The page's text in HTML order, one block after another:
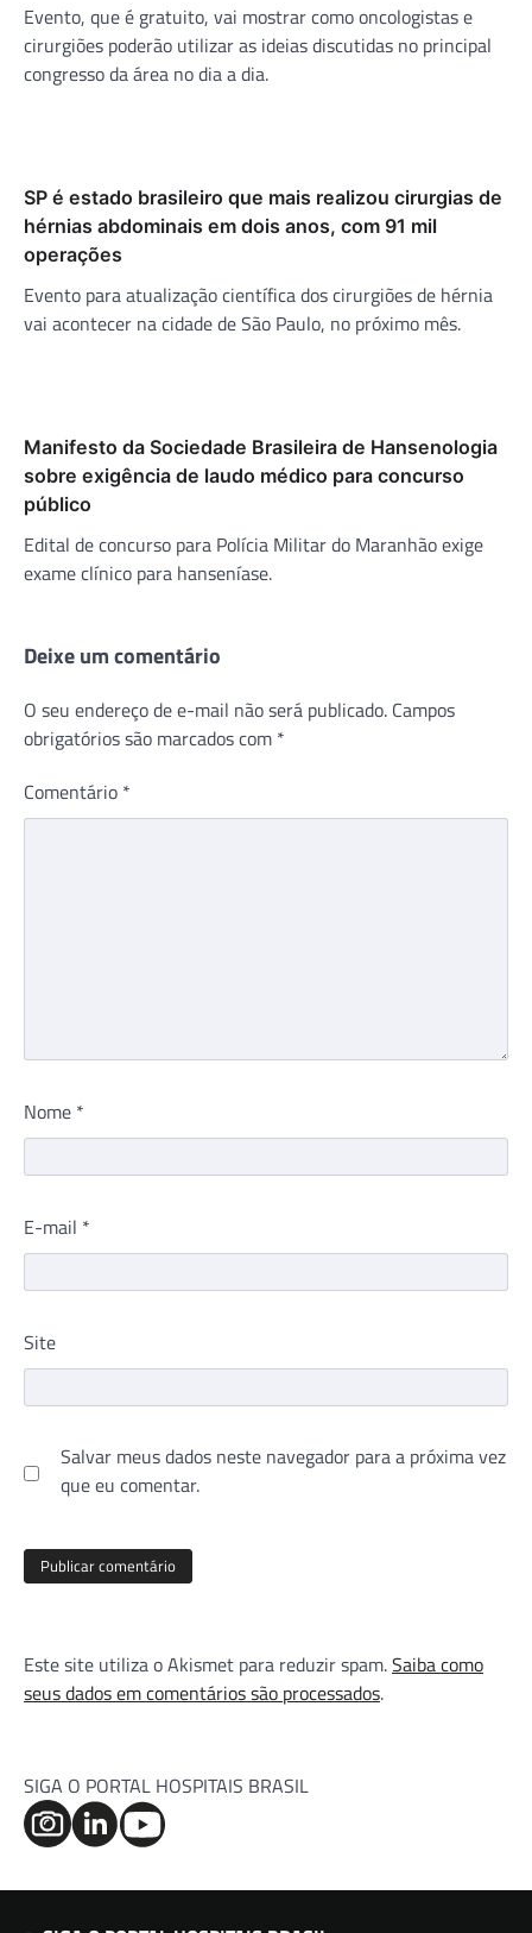
Evento, que é gratuito, vai mostrar como oncologistas e
cirurgiões poderão utilizar as ideias discutidas no principal
congresso da área no dia a dia.
SP é estado brasileiro que mais realizou cirurgias de
hérnias abdominais em dois anos, com 91 mil
operações
Evento para atualização científica dos cirurgiões de hérnia
vai acontecer na cidade de São Paulo, no próximo mês.
Manifesto da Sociedade Brasileira de Hansenologia
sobre exigência de laudo médico para concurso
público
Edital de concurso para Polícia Militar do Maranhão exige
exame clínico para hanseníase.
Deixe um comentário
O seu endereço de e-mail não será publicado. Campos
obrigatórios são marcados com *
Comentário *
Nome *
E-mail *
Site
Salvar meus dados neste navegador para a próxima vez
que eu comentar.
Este site utiliza o Akismet para reduzir spam.Saiba como
seus dados em comentários são processados.
SIGA O PORTAL HOSPITAIS BRASIL